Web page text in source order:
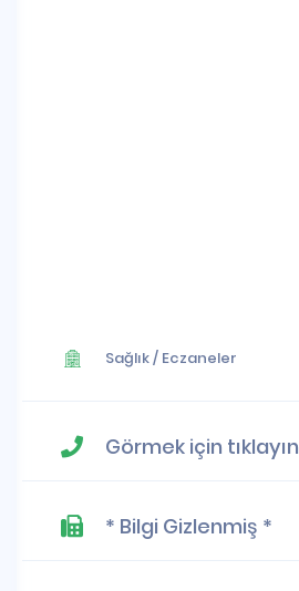
Sağlık/ Eczaneler
Görmek için tıklayın
* Bilgi Gizlenmiş *